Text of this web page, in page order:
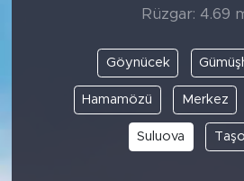
Rüzgar: 4.69
Göynücek
Hamamözü Merkez
Suluova